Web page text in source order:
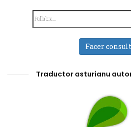
Facer
Traductor asturianu